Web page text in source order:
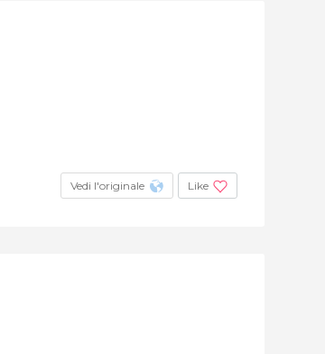
Vedi l'originale Like